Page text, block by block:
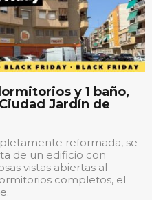
y 1 baño,
Jardín de
reformada, se
de un edificio con
vistas abiertas al
completos, el